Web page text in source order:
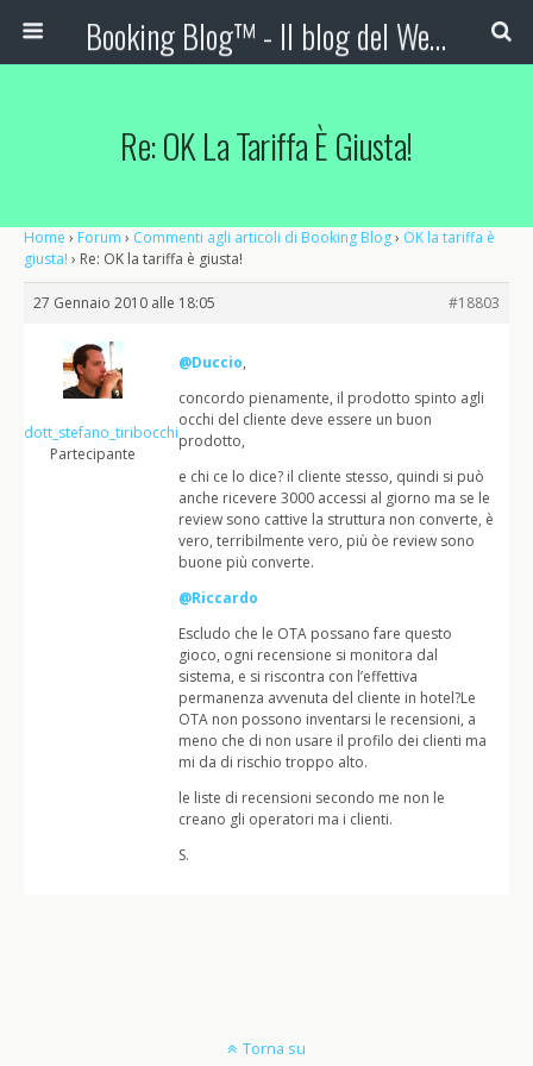
Booking Blog™ - Il blog del Web Marketing Turistico
Re: OK La Tariffa È Giusta!
Home › Forum › Commenti agli articoli di Booking Blog› OK la tariffa è
giusta! › Re: OK la tariffa è giusta!
27 Gennaio 2010 alle 18:05 #18803
dott_stefano_tiribocchi
Partecipante
@Duccio,
concordo pienamente, il prodotto spinto agli
occhi del cliente deve essere un buon
prodotto,
e chi ce lo dice? il cliente stesso, quindi si può
anche ricevere 3000 accessi al giorno ma se le
review sono cattive la struttura non converte, è
vero, terribilmente vero, più òe review sono
buone più converte.
@Riccardo
Escludo che le OTA possano fare questo
gioco, ogni recensione si monitora dal
sistema, e si riscontra con l’effettiva
permanenza avvenuta del cliente in hotel?Le
OTA non possono inventarsi le recensioni, a
meno che di non usare il profilo dei clienti ma
mi da di rischio troppo alto.
le liste di recensioni secondo me non le
creano gli operatori ma i clienti.
S.
Torna su